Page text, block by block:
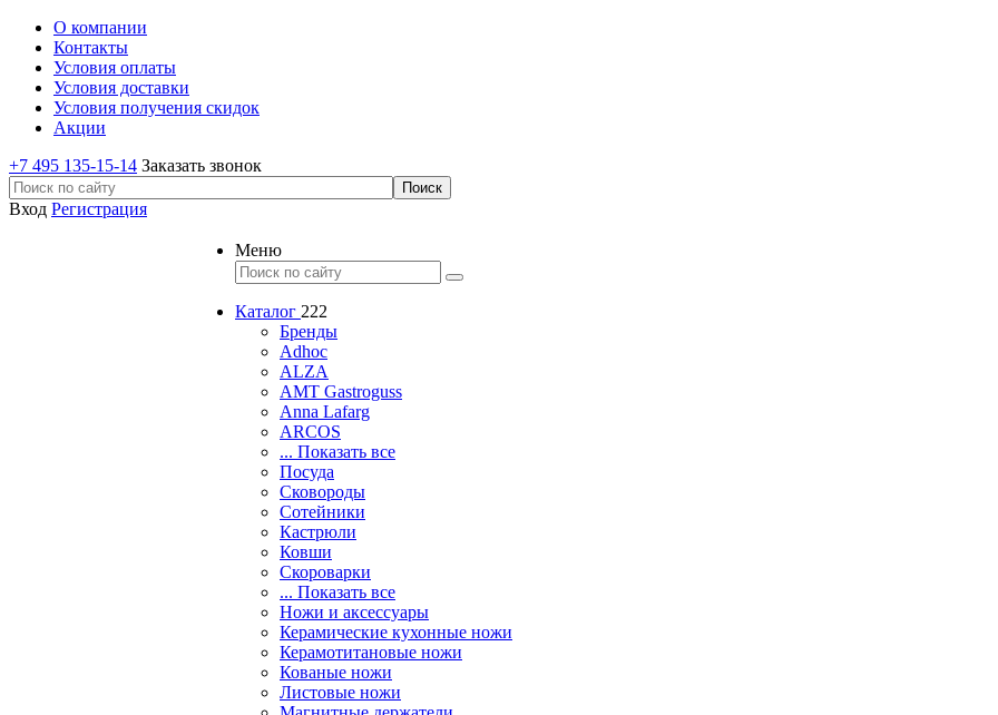
О компании
Контакты
Условия оплаты
Условия доставки
Условия получения скидок
Акции
+7 495 135-15-14 Заказать звонок
Вход Регистрация
Меню
Каталог 222
Бренды
Adhoc
ALZA
AMT Gastroguss
Anna Lafarg
ARCOS
... Показать все
Посуда
Сковороды
Сотейники
Кастрюли
Ковши
Скороварки
... Показать все
Ножи и аксессуары
Керамические кухонные ножи
Керамотитановые ножи
Кованые ножи
Листовые ножи